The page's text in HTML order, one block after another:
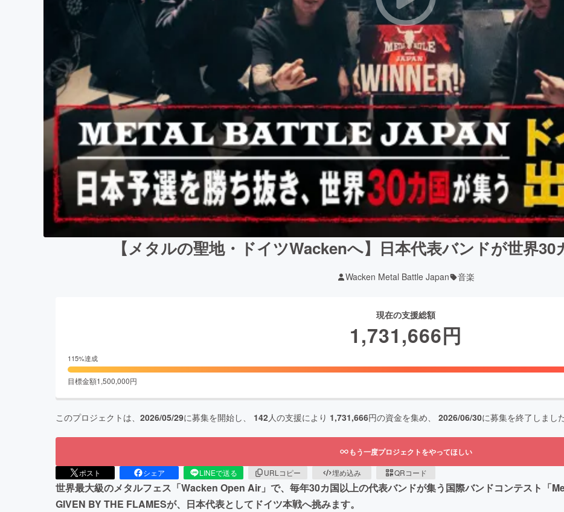
【メタルの聖地・ドイツWackenへ】日本代表バンドが世界
Wacken Metal Battle Japan 音楽
現在の支援総額
1,731,666円
115%達成
目標金額1,500,000円
このプロジェクトは、 2026/05/29に募集を開始し、 142人の支援により 1,731,666円の資金を集め、 2026/06/30に募集を終了しまし
もう一度プロジェクトをやってほしい
ポスト シェア LINEで送る URLコピー 埋め込み QRコード
世界最大級のメタルフェス「Wacken Open Air」で、毎年30カ国以上の代表バンドが集う国際バンドコンテスト「
GIVEN BY THE FLAMESが、日本代表としてドイツ本戦へ挑みます。